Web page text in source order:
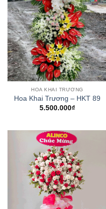
HOA KHAI TRƯƠNG
Hoa Khai Trương – HKT 89
5.500.000₫